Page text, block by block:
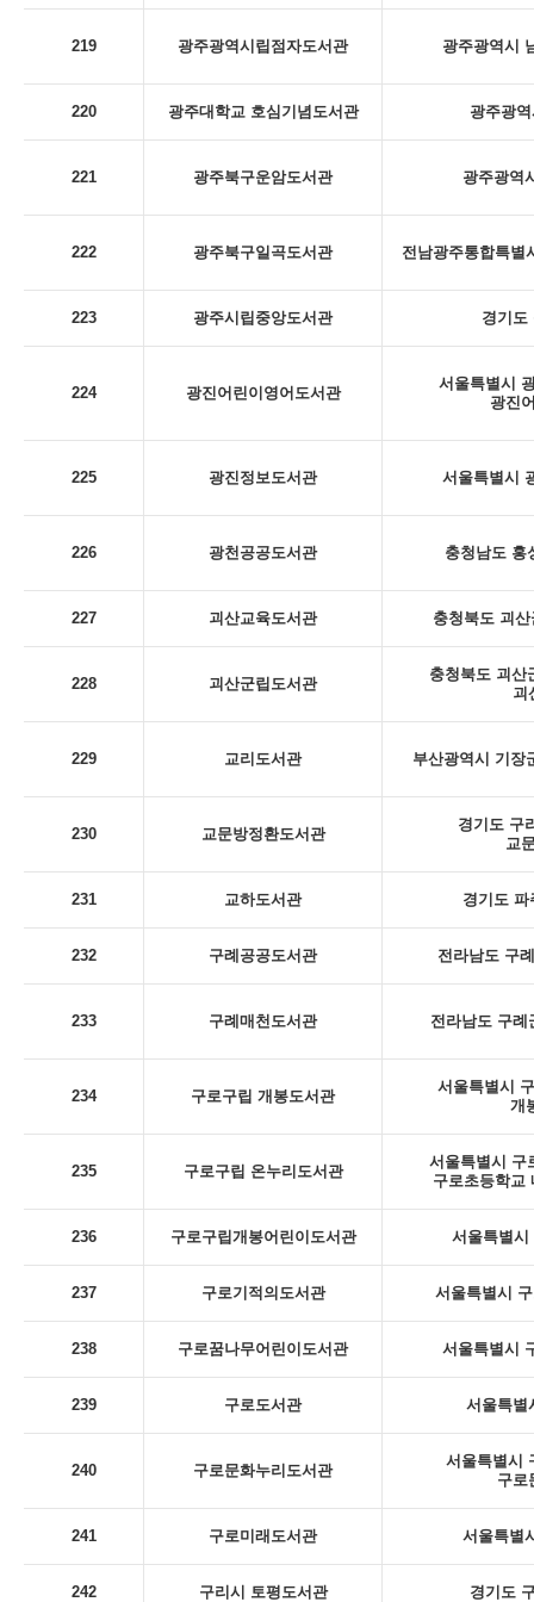
219 광주광역시립점자도서관 광주광역시
220 광주대학교 호심기념도서관 광주광
221 광주북구운암도서관 광주광역
222 광주북구일곡도서관 전남광주통합특별
223 광주시립중앙도서관 경기도
224 광진어린이영어도서관
서울특별시
광진
225 광진정보도서관 서울특별시
226 광천공공도서관 충청남도 홍
227 괴산교육도서관 충청북도 괴
228 괴산군립도서관
충청북도 괴산
괴
229 교리도서관 부산광역시 기장
230 교문방정환도서관
경기도 구
교
231 교하도서관 경기도 파
232 구례공공도서관 전라남도 구
233 구례매천도서관 전라남도 구례
234 구로구립 개봉도서관
서울특별시
개
235 구로구립 온누리도서관
서울특별시 구
구로초등학교
236 구로구립개봉어린이도서관 서울특별시
237 구로기적의도서관 서울특별시
238 구로꿈나무어린이도서관 서울특별시
239 구로도서관 서울특별
240 구로문화누리도서관
서울특별시
구로
241 구로미래도서관 서울특별
242 구리시 토평도서관 경기도